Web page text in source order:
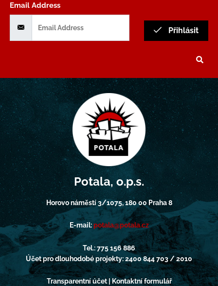
Email Address
Přihlásit
Potala, o.p.s.
Horovo náměstí 3/1075, 180 00 Praha 8
E-mail:potala@potala.cz
Tel.: 775 156 886
Účet pro dlouhodobé projekty: 2400 844 703 / 2010
Transparentní účet | Kontaktní formulář